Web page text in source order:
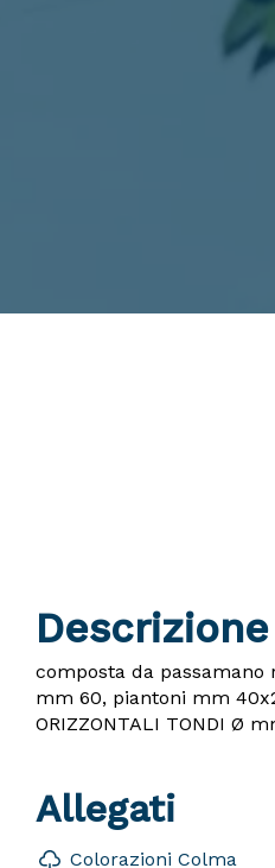
Descrizione
composta da passamano
mm 60, piantoni mm
ORIZZONTALI TONDI Ø
Allegati
Colorazioni Colma